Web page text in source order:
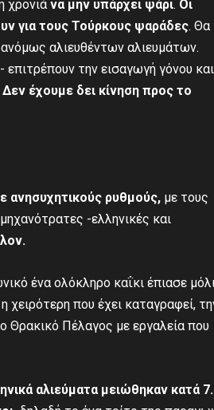
χρονιά να μην υπάρχει ψάρι. Οι
για τους Τούρκους ψαράδες. Θα
αλιευθέντων αλιευμάτων.
επιτρέπουν την εισαγωγή γόνου και
Δεν έχουμε δει κίνηση προς το
ανησυχητικούς ρυθμούς, με τους
-ελληνικές και
ένα ολόκληρο καΐκι έπιασε
χειρότερη που έχει καταγραφεί,
Θρακικό Πέλαγος με εργαλεία που
αλιεύματα μειώθηκαν κατά